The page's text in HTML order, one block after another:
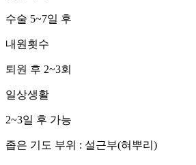
수술 5~7일 후
내원횟수
퇴원 후 2~3회
일상생활
2~3일 후 가능
좁은 기도 부위 : 설근부(혀뿌리)